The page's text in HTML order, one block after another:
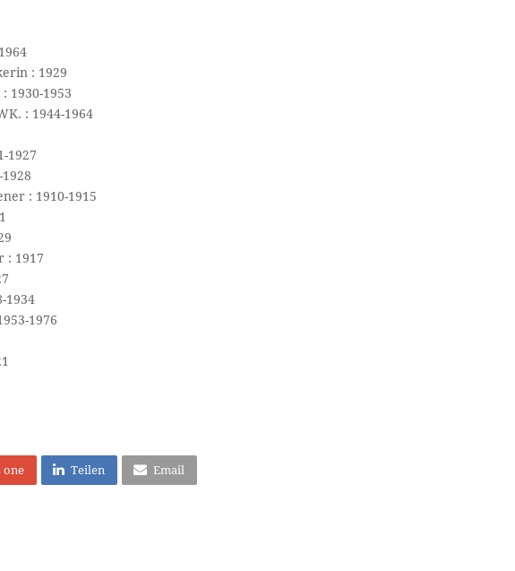
: 1929
1930-1953
: 1944-1964
1927
: 1910-1915
: 1917
1934
1976
one Teilen Email